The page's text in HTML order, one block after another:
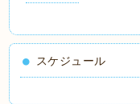
スケジュール